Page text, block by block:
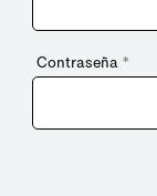
Contraseña *